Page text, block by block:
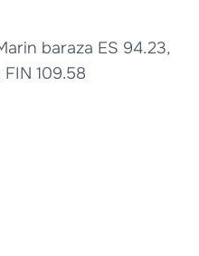
baraza ES 94.23,
109.58